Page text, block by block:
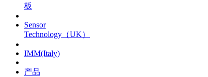
板
Sensor
Technology（UK）
IMM(Italy)
产品